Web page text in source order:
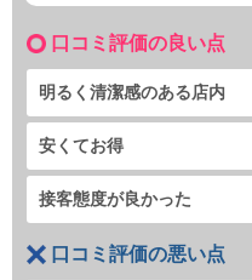
口コミ評価の良い点
明るく清潔感のある店内
安くてお得
接客態度が良かった
口コミ評価の悪い点